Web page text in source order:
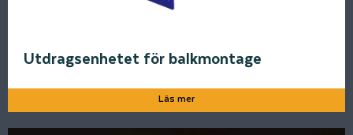
Utdragsenhetet för balkmontage
Läs mer